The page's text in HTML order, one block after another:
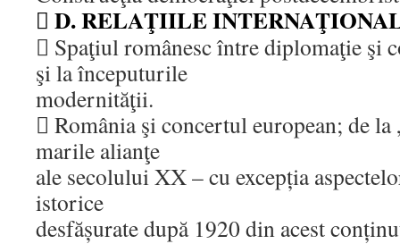
 D. RELAŢIILE
 Spaţiul românesc între diplomaţie şi
şi la începuturile
modernităţii.
 România şi concertul european; de
marile alianţe
ale secolului XX – cu excepția
istorice
desfășurate după 1920 din acest